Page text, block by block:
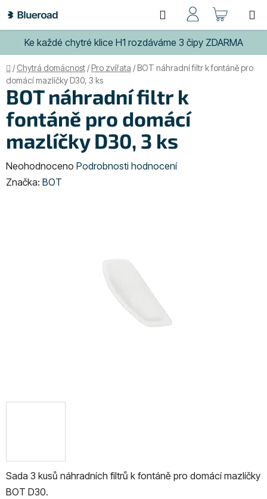
na
obsah
Ke každé chytré klice H1 rozdáváme 3 čipy ZDARMA
Hledat
KOŠÍK
Domů
/ Chytrá domácnost /Pro zvířata /BOT náhradní filtr k fontáně pro
domácí mazlíčky D30, 3 ks
Sada 3 kusů náhradních filtrů k fontáně pro domácí mazlíčky
BOT D30.
BOT náhradní filtr k
fontáně pro domácí
mazlíčky D30, 3 ks
Průměrné
hodnocení
Neohodnoceno Podrobnosti hodnocení
Značka: BOT